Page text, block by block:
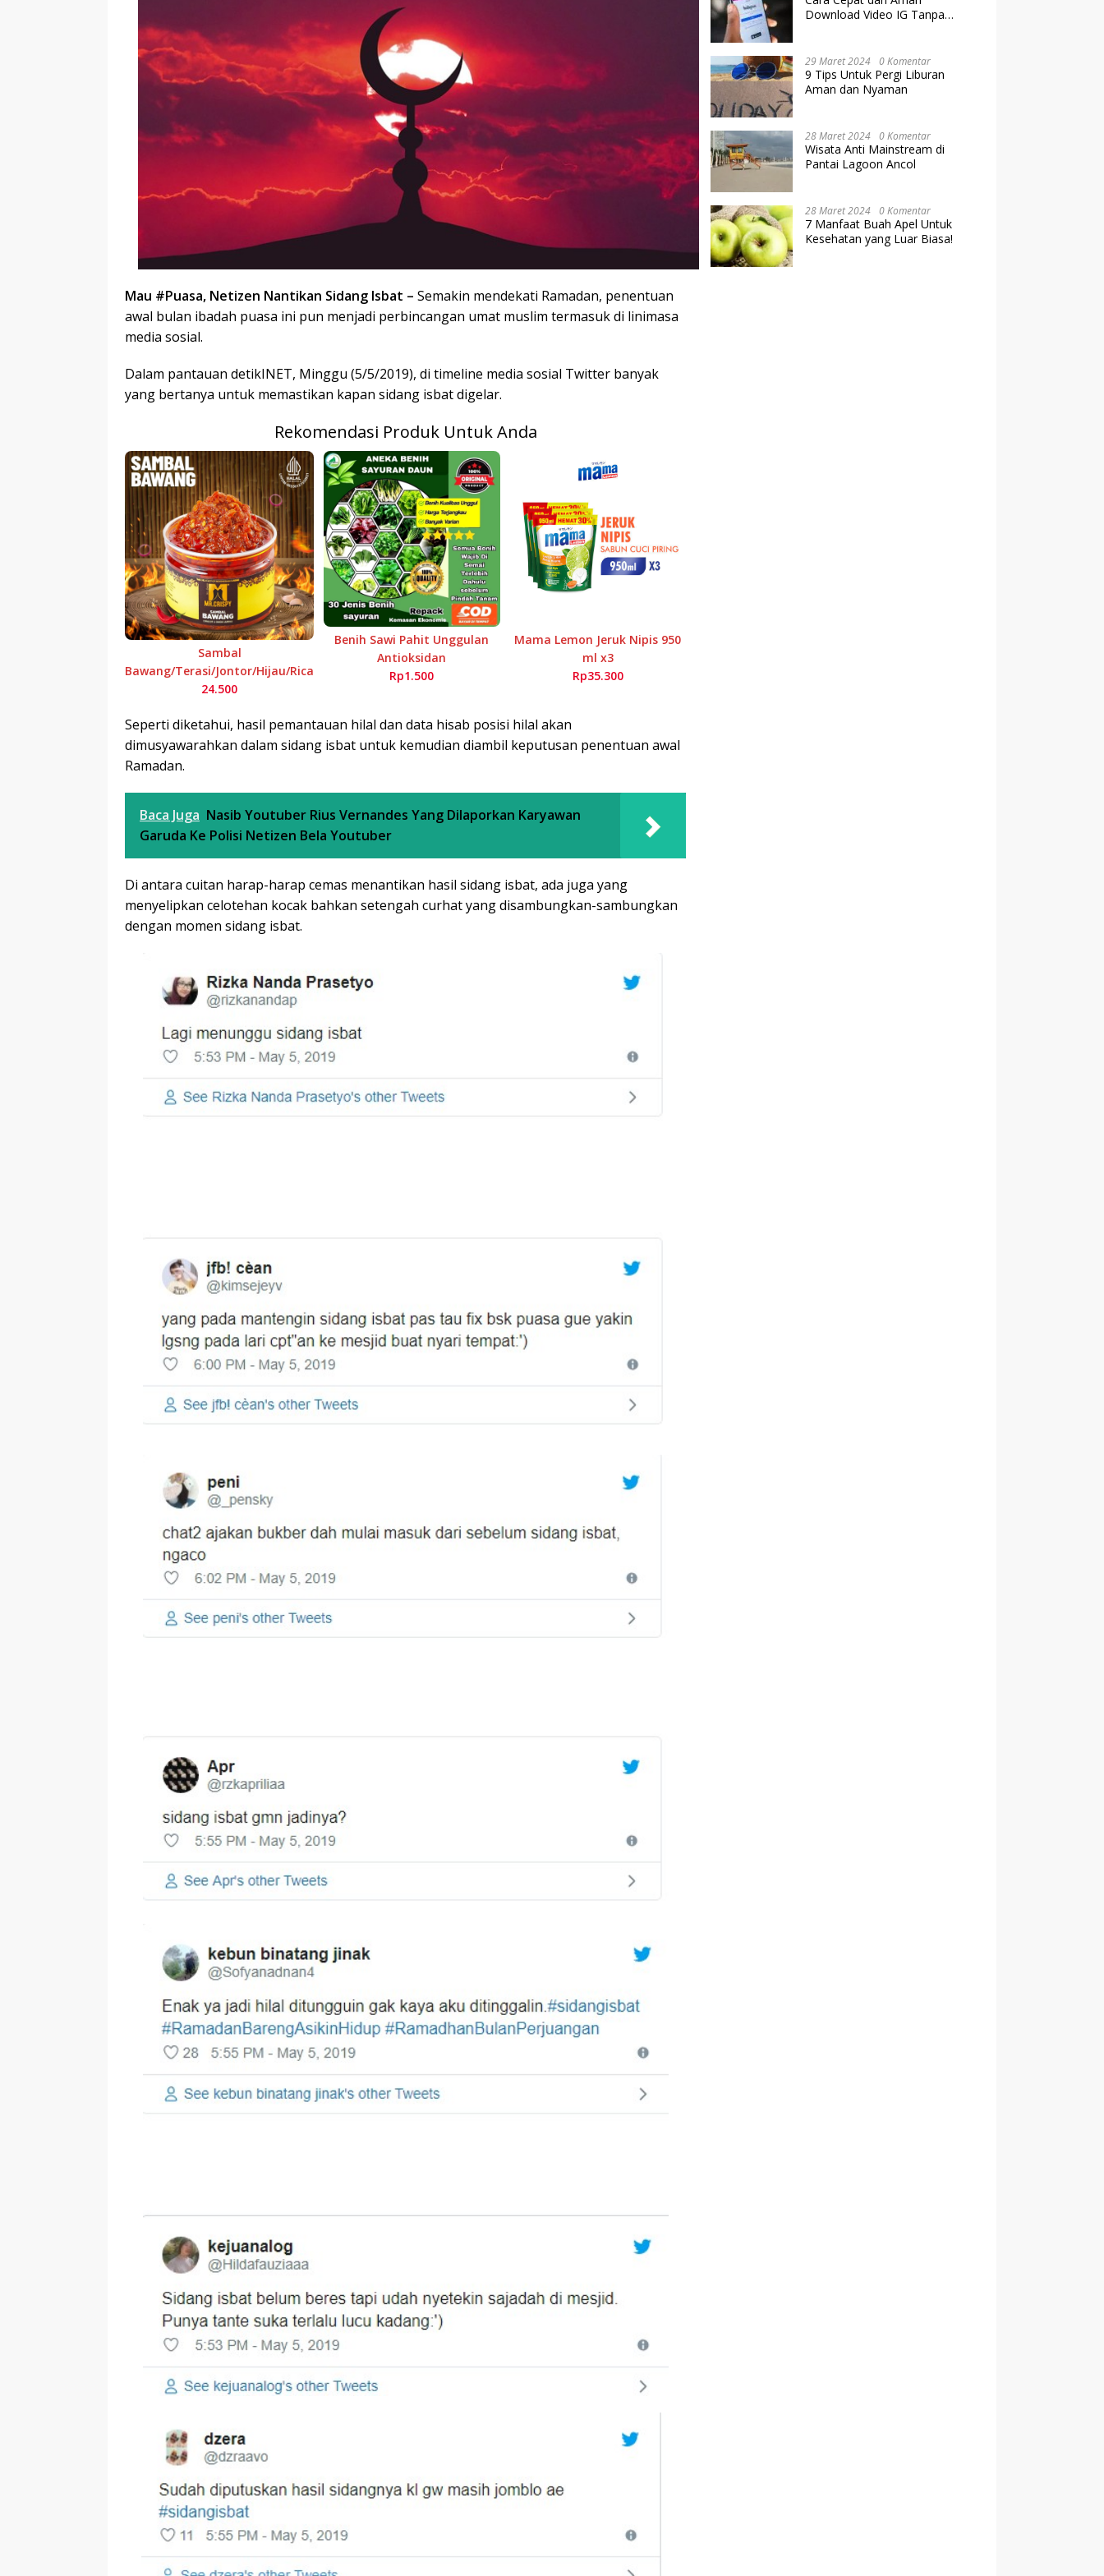
Mau #Puasa, Netizen Nantikan Sidang Isbat – Semakin mendekati Ramadan, penentuan
awal bulan ibadah puasa ini pun menjadi perbincangan umat muslim termasuk di linimasa
media sosial.
Dalam pantauan detikINET, Minggu (5/5/2019), di timeline media sosial Twitter banyak
yang bertanya untuk memastikan kapan sidang isbat digelar.
Rekomendasi Produk Untuk Anda
Sambal
Bawang/Terasi/Jontor/Hijau/Rica
24.500
Benih Sawi Pahit Unggulan
Antioksidan
Rp1.500
Mama Lemon Jeruk Nipis 950
ml x3
Rp35.300
Seperti diketahui, hasil pemantauan hilal dan data hisab posisi hilal akan
dimusyawarahkan dalam sidang isbat untuk kemudian diambil keputusan penentuan awal
Ramadan.
Baca Juga Nasib Youtuber Rius Vernandes Yang Dilaporkan Karyawan
Garuda Ke Polisi Netizen Bela Youtuber
Di antara cuitan harap-harap cemas menantikan hasil sidang isbat, ada juga yang
menyelipkan celotehan kocak bahkan setengah curhat yang disambungkan-sambungkan
dengan momen sidang isbat.
Download Video IG Tanpa
29 Maret 2024 0 Komentar
9 Tips Untuk Pergi Liburan
Aman dan Nyaman
28 Maret 2024 0 Komentar
Wisata Anti Mainstream di
Pantai Lagoon Ancol
28 Maret 2024 0 Komentar
7 Manfaat Buah Apel Untuk
Kesehatan yang Luar Biasa!